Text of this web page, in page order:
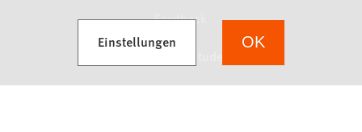
Feedback
Einstellungen
(Öffnet in einem neuen Tab) OK